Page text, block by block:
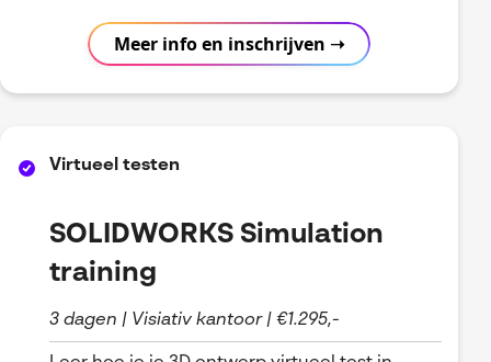
Meer info en inschrijven ➝
Virtueel testen
SOLIDWORKS Simulation
training
3 dagen | Visiativ kantoor | €1.295,-